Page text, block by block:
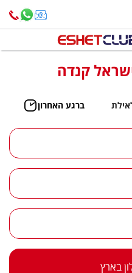
קנדה
ברגע האחרון
בארץ